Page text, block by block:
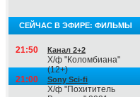
СЕЙЧАС В ЭФИРЕ: ФИЛЬМЫ
21:50 Канал 2+2
Х/ф "Коломбиана"
(12+)
21:00
Sony Sci-fi
Х/ф "Похититель